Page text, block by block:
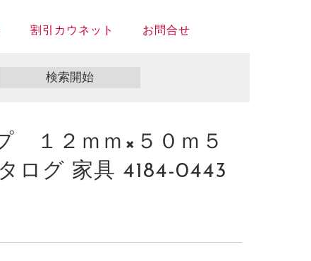
割引カウネット お問合せ
１２ｍｍ×５０ｍ５
ログ 家具 4184-0443